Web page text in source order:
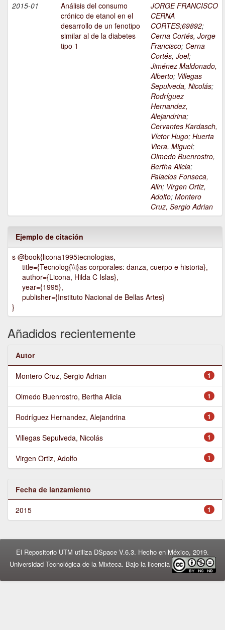
2015-01
Análisis del consumo
crónico de etanol en el
desarrollo de un fenotipo
similar al de la diabetes
tipo 1
JORGE FRANCISCO
CERNA
CORTES;69892;
Cerna Cortés, Jorge
Francisco; Cerna
Cortés, Joel;
Jiménez Maldonado,
Alberto; Villegas
Sepulveda, Nicolás;
Rodríguez
Hernandez,
Alejandrina;
Cervantes Kardasch,
Víctor Hugo; Huerta
Viera, Miguel;
Olmedo Buenrostro,
Bertha Alicia;
Palacios Fonseca,
Alin; Virgen Ortiz,
Adolfo; Montero
Cruz, Sergio Adrian
Ejemplo de citación
s @book{licona1995tecnologias,
title={Tecnolog{\\i}as corporales: danza, cuerpo e historia},
author={Licona, Hilda C Islas},
year={1995},
publisher={Instituto Nacional de Bellas Artes}
}
Añadidos recientemente
Autor
1
Montero Cruz, Sergio Adrian
1
Olmedo Buenrostro, Bertha Alicia
1
Rodríguez Hernandez, Alejandrina
1
Villegas Sepulveda, Nicolás
1
Virgen Ortiz, Adolfo
Fecha de lanzamiento
1
2015
El Repositorio UTM utiliza DSpace V.6.3. Hecho en México, 2019.
Universidad Tecnológica de la Mixteca. Bajo la licencia